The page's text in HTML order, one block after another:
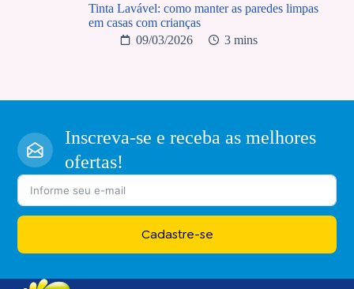
Tinta Lavável: como manter as paredes limpas
em casas com crianças
09/03/2026
3 mins
Inscreva-se e receba as melhores
ofertas!
Cadastre-se